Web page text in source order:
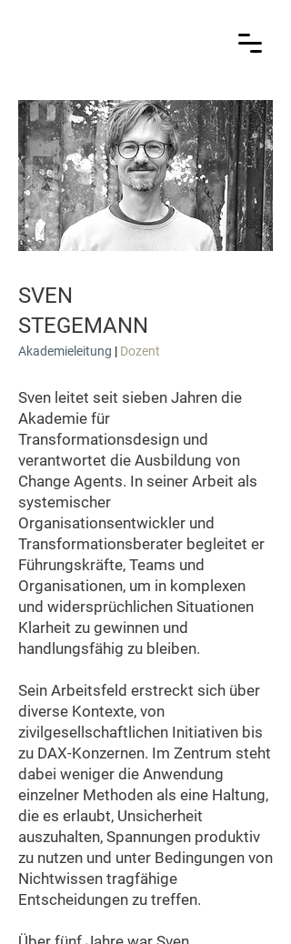
SVEN
STEGEMANN
Akademieleitung | Dozent
Sven leitet seit sieben Jahren die
Akademie für
Transformationsdesign und
verantwortet die Ausbildung von
Change Agents. In seiner Arbeit als
systemischer
Organisationsentwickler und
Transformationsberater begleitet er
Führungskräfte, Teams und
Organisationen, um in komplexen
und widersprüchlichen Situationen
Klarheit zu gewinnen und
handlungsfähig zu bleiben.
Sein Arbeitsfeld erstreckt sich über
diverse Kontexte, von
zivilgesellschaftlichen Initiativen bis
zu DAX-Konzernen. Im Zentrum steht
dabei weniger die Anwendung
einzelner Methoden als eine Haltung,
die es erlaubt, Unsicherheit
auszuhalten, Spannungen produktiv
zu nutzen und unter Bedingungen von
Nichtwissen tragfähige
Entscheidungen zu treffen.